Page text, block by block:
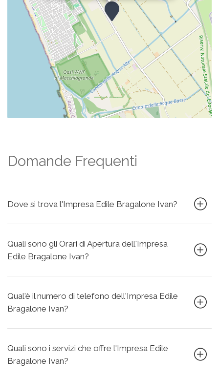
Domande Frequenti
Dove si trova l'Impresa Edile Bragalone Ivan?
Quali sono gli Orari di Apertura dell'Impresa
Edile Bragalone Ivan?
Qual'è il numero di telefono dell'Impresa Edile
Bragalone Ivan?
Quali sono i servizi che offre l'Impresa Edile
Bragalone Ivan?